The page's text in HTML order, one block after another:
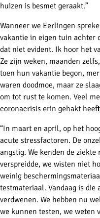
huizen is besmet geraakt.”
Wanneer we Eerlingen
vakantie in eigen tuin achter
dat niet evident. Ik hoor het
Ze zijn weken, maanden
toen hun vakantie begon,
waren doodmoe, maar ze
om tot rust te komen. Veel
coronacrisis erin gehakt
“In maart en april, op het
acute stressfactoren. De
angstig. We kenden de
verspreidde, we wisten niet
weinig
testmateriaal. Vandaag is die
verdwenen. We hebben nu
we kunnen testen, we weten